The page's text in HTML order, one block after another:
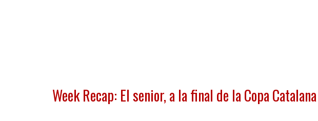
Week Recap: El senior, a la final de la Copa Catalana